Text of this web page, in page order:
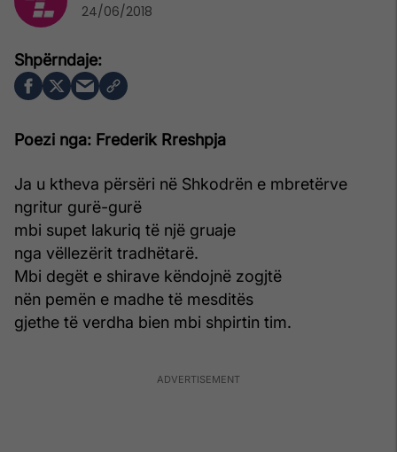
Poezi nga: Frederik Rreshpja
Ja u ktheva përsëri në Shkodrën e mbretërve
ngritur gurë-gurë
mbi supet lakuriq të një gruaje
nga vëllezërit tradhëtarë.
Mbi degët e shirave këndojnë zogjtë
nën pemën e madhe të mesditës
gjethe të verdha bien mbi shpirtin tim.
24/06/2018